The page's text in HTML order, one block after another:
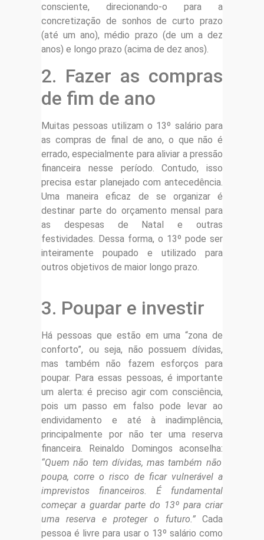
consciente, direcionando-o para a
concretização de sonhos de curto prazo
(até um ano), médio prazo (de um a dez
anos) e longo prazo (acima de dez anos).
2. Fazer as compras
de fim de ano
Muitas pessoas utilizam o 13º salário para
as compras de final de ano, o que não é
errado, especialmente para aliviar a pressão
financeira nesse período. Contudo, isso
precisa estar planejado com antecedência.
Uma maneira eficaz de se organizar é
destinar parte do orçamento mensal para
as despesas de Natal e outras
festividades. Dessa forma, o 13º pode ser
inteiramente poupado e utilizado para
outros objetivos de maior longo prazo.
3. Poupar e investir
Há pessoas que estão em uma “zona de
conforto”, ou seja, não possuem dívidas,
mas também não fazem esforços para
poupar. Para essas pessoas, é importante
um alerta: é preciso agir com consciência,
pois um passo em falso pode levar ao
endividamento e até à inadimplência,
principalmente por não ter uma reserva
financeira. Reinaldo Domingos aconselha:
“Quem não tem dívidas, mas também não
poupa, corre o risco de ficar vulnerável a
imprevistos financeiros. É fundamental
começar a guardar parte do 13º para criar
uma reserva e proteger o futuro.” Cada
pessoa é livre para usar o 13º salário como